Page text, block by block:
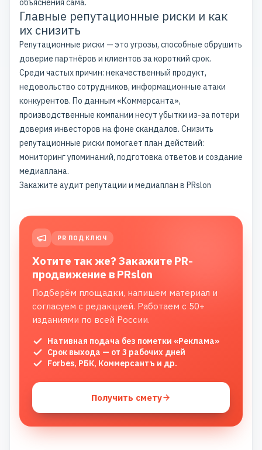
объяснения сама.
Главные репутационные риски и как
их снизить
Репутационные риски — это угрозы, способные обрушить
доверие партнёров и клиентов за короткий срок.
Среди частых причин: некачественный продукт,
недовольство сотрудников, информационные атаки
конкурентов. По данным «Коммерсанта»,
производственные компании несут убытки из-за потери
доверия инвесторов на фоне скандалов. Снизить
репутационные риски помогает план действий:
мониторинг упоминаний, подготовка ответов и создание
медиаплана.
Закажите аудит репутации и медиаплан в PRslon
PR ПОД КЛЮЧ
Хотите так же? Закажите PR-
продвижение в PRslon
Подберём площадки, напишем материал и
согласуем с редакцией. Работаем с 50+
изданиями по всей России.
Нативная подача без пометки «Реклама»
Срок выхода — от 3 рабочих дней
Forbes, РБК, Коммерсантъ и др.
Получить смету